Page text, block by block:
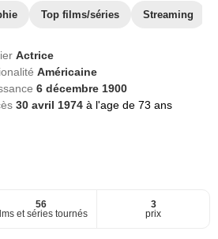
Top films/séries Streaming
Actrice
Américaine
6 décembre 1900
30 avril 1974à l'age de 73 ans
56
et séries tournés
3
prix